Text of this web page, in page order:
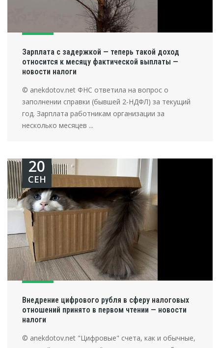
Зарплата с задержкой — теперь такой доход
относится к месяцу фактической выплаты —
новости налоги
© anekdotov.net ФНС ответила на вопрос о
заполнении справки (бывшей 2-НДФЛ) за текущий
год. Зарплата работникам организации за
несколько месяцев ...
Внедрение цифрового рубля в сферу налоговых
отношений принято в первом чтении — новости
налоги
20
СЕН
© anekdotov.net "Цифровые" счета, как и обычные,